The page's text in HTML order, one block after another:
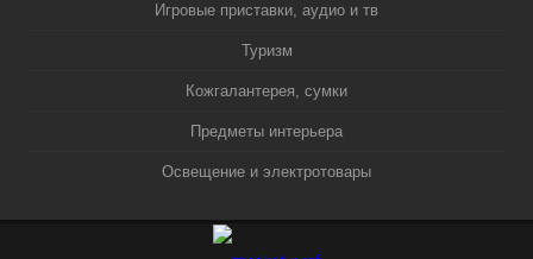
Игровые приставки, аудио и тв
Туризм
Кожгалантерея, сумки
Предметы интерьера
Освещение и электротовары